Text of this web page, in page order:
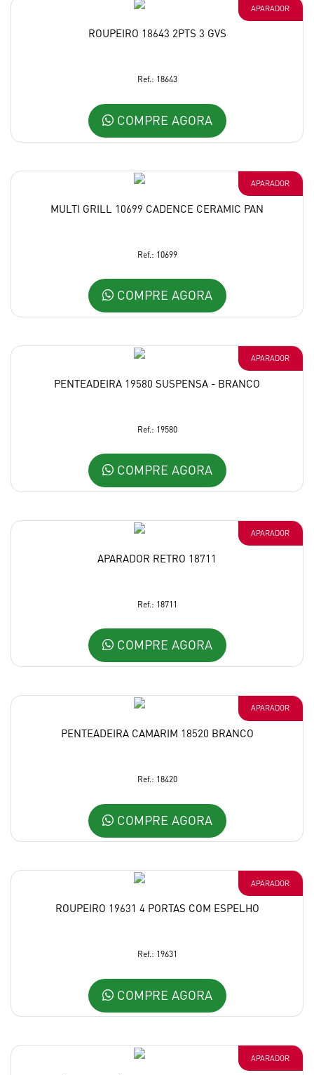
APARADOR
ROUPEIRO 18643 2PTS 3 GVS
Ref.: 18643
COMPRE AGORA
APARADOR
MULTI GRILL 10699 CADENCE CERAMIC PAN
Ref.: 10699
COMPRE AGORA
APARADOR
PENTEADEIRA 19580 SUSPENSA - BRANCO
Ref.: 19580
COMPRE AGORA
APARADOR
APARADOR RETRO 18711
Ref.: 18711
COMPRE AGORA
APARADOR
PENTEADEIRA CAMARIM 18520 BRANCO
Ref.: 18420
COMPRE AGORA
APARADOR
ROUPEIRO 19631 4 PORTAS COM ESPELHO
Ref.: 19631
COMPRE AGORA
APARADOR